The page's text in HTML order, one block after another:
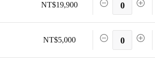
NT$19,900 0
NT$5,000 0